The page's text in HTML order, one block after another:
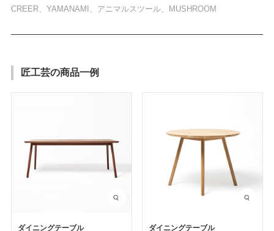
CREER、YAMANAMI、アニマルスツール、MUSHROOM
匠工芸の商品一例
ダイニングテーブル ダイニングテーブル